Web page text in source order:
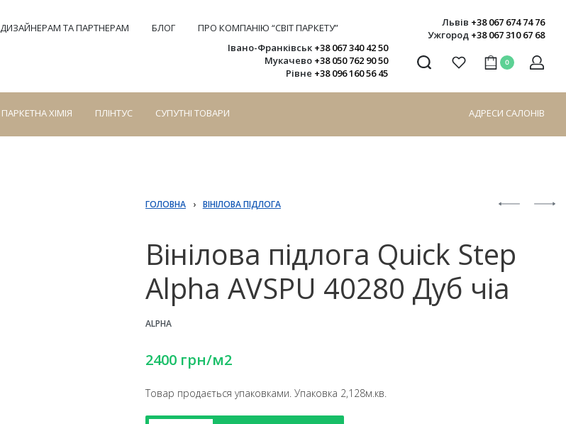
ДИЗАЙНЕРАМ ТА ПАРТНЕРАМ БЛОГ ПРО КОМПАНІЮ “СВІТ ПАРКЕТУ” Львів +38 067 674 74 76
Ужгород +38 067 310 67 68
Івано-Франківськ +38 067 340 42 50
Мукачево +38 050 762 90 50
Рівне +38 096 160 56 45
0
ПАРКЕТНА ХІМІЯ ПЛІНТУС СУПУТНІ ТОВАРИ АДРЕСИ САЛОНІВ
ГОЛОВНА › ВІНІЛОВА ПІДЛОГА
Вінілова підлога Quick Step
Alpha AVSPU 40280 Дуб чіа
ALPHA
2400грн/м2
Товар продається упаковками. Упаковка 2,128м.кв.